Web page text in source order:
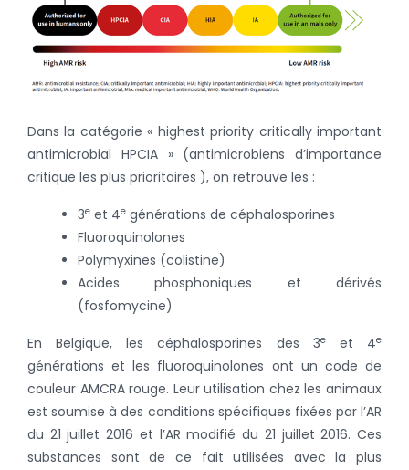
Dans la catégorie « highest priority critically important
antimicrobial HPCIA » (antimicrobiens d’importance
critique les plus prioritaires ), on retrouve les :
3e et 4e générations de céphalosporines
Fluoroquinolones
Polymyxines (colistine)
Acides phosphoniques et dérivés
(fosfomycine)
En Belgique, les céphalosporines des 3eet 4e
générations et les fluoroquinolones ont un code de
couleur AMCRA rouge. Leur utilisation chez les animaux
est soumise à des conditions spécifiques fixées par l’AR
du 21 juillet 2016 et l’AR modifié du 21 juillet 2016. Ces
substances sont de ce fait utilisées avec la plus